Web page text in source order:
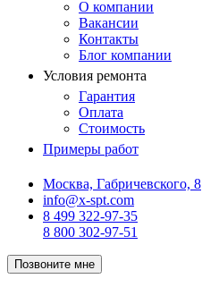
О компании
Вакансии
Контакты
Блог компании
Условия ремонта
Гарантия
Оплата
Стоимость
Примеры работ
Москва, Габричевского, 8
info@x-spt.com
8 499 322-97-35
8 800 302-97-51
Позвоните мне